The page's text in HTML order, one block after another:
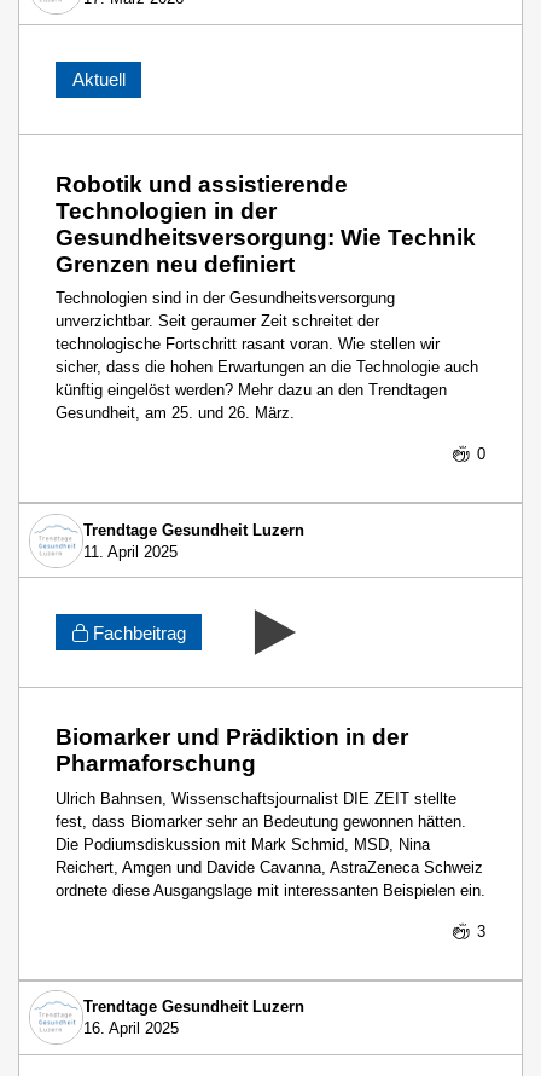
Aktuell
Robotik und assistierende
Technologien in der
Gesundheitsversorgung: Wie Technik
Grenzen neu definiert
Technologien sind in der Gesundheitsversorgung
unverzichtbar. Seit geraumer Zeit schreitet der
technologische Fortschritt rasant voran. Wie stellen wir
sicher, dass die hohen Erwartungen an die Technologie auch
künftig eingelöst werden? Mehr dazu an den Trendtagen
Gesundheit, am 25. und 26. März.
0
Trendtage Gesundheit Luzern
11. April 2025
Fachbeitrag
Biomarker und Prädiktion in der
Pharmaforschung
Ulrich Bahnsen, Wissenschaftsjournalist DIE ZEIT stellte
fest, dass Biomarker sehr an Bedeutung gewonnen hätten.
Die Podiumsdiskussion mit Mark Schmid, MSD, Nina
Reichert, Amgen und Davide Cavanna, AstraZeneca Schweiz
ordnete diese Ausgangslage mit interessanten Beispielen ein.
3
Trendtage Gesundheit Luzern
16. April 2025